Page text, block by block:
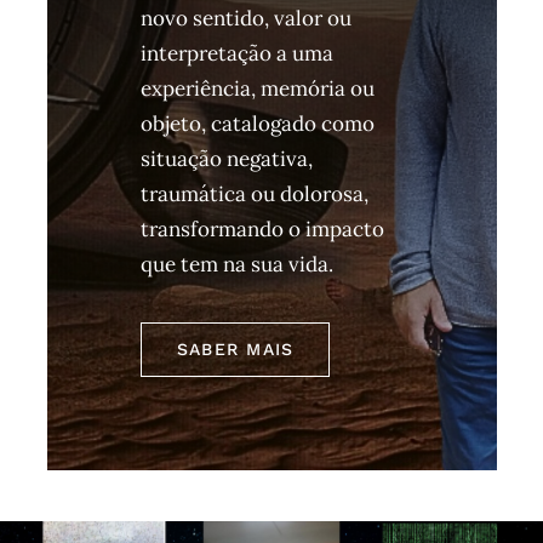
novo sentido, valor ou
interpretação a uma
experiência, memória ou
objeto, catalogado como
situação negativa,
traumática ou dolorosa,
transformando o impacto
que tem na sua vida.
SABER MAIS